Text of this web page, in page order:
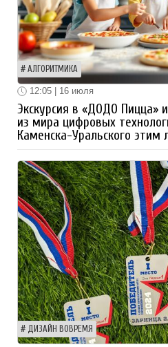
АЛГОРИТМИКА
12:05 | 16 июля
Экскурсия в «ДОДО Пицца»
из мира цифровых
Каменска-Уральского этим
ДИЗАЙН ВОВРЕМЯ